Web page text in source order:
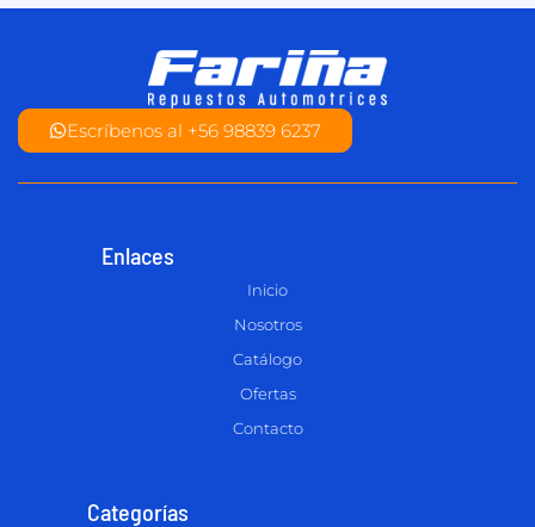
Escríbenos al +56 98839 6237
Enlaces
Inicio
Nosotros
Catálogo
Ofertas
Contacto
Categorías